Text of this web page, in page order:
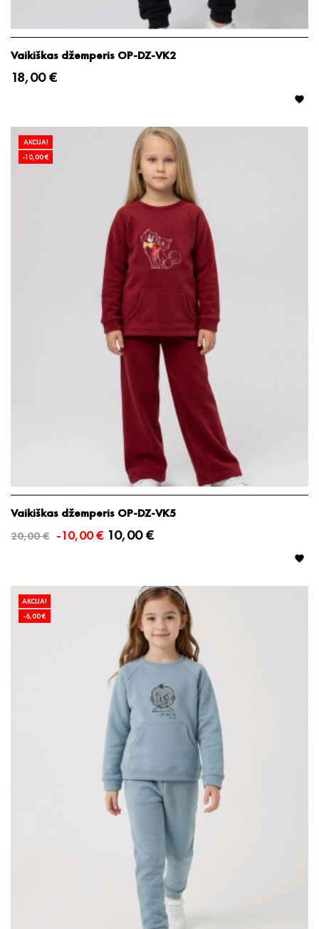
Vaikiškas džemperis OP-DZ-VK2
18,00 €

AKCIJA!
-10,00 €
Vaikiškas džemperis OP-DZ-VK5
20,00 € -10,00 € 10,00 €

AKCIJA!
-6,00 €